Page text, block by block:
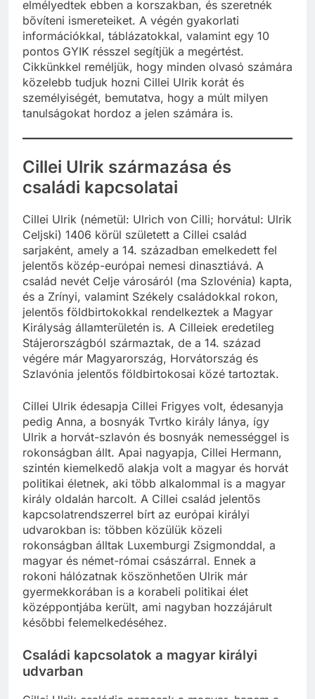
elmélyedtek ebben a korszakban, és szeretnék
bővíteni ismereteiket. A végén gyakorlati
információkkal, táblázatokkal, valamint egy 10
pontos GYIK résszel segítjük a megértést.
Cikkünkkel reméljük, hogy minden olvasó számára
közelebb tudjuk hozni Cillei Ulrik korát és
személyiségét, bemutatva, hogy a múlt milyen
tanulságokat hordoz a jelen számára is.
Cillei Ulrik származása és
családi kapcsolatai
Cillei Ulrik (németül: Ulrich von Cilli; horvátul: Ulrik
Celjski) 1406 körül született a Cillei család
sarjaként, amely a 14. században emelkedett fel
jelentős közép-európai nemesi dinasztiává. A
család nevét Celje városáról (ma Szlovénia) kapta,
és a Zrínyi, valamint Székely családokkal rokon,
jelentős földbirtokokkal rendelkeztek a Magyar
Királyság államterületén is. A Cilleiek eredetileg
Stájerországból származtak, de a 14. század
végére már Magyarország, Horvátország és
Szlavónia jelentős földbirtokosai közé tartoztak.
Cillei Ulrik édesapja Cillei Frigyes volt, édesanyja
pedig Anna, a bosnyák Tvrtko király lánya, így
Ulrik a horvát-szlavón és bosnyák nemességgel is
rokonságban állt. Apai nagyapja, Cillei Hermann,
szintén kiemelkedő alakja volt a magyar és horvát
politikai életnek, aki több alkalommal is a magyar
király oldalán harcolt. A Cillei család jelentős
kapcsolatrendszerrel bírt az európai királyi
udvarokban is: többen közülük közeli
rokonságban álltak Luxemburgi Zsigmonddal, a
magyar és német-római császárral. Ennek a
rokoni hálózatnak köszönhetően Ulrik már
gyermekkorában is a korabeli politikai élet
középpontjába került, ami nagyban hozzájárult
későbbi felemelkedéséhez.
Családi kapcsolatok a magyar királyi
udvarban